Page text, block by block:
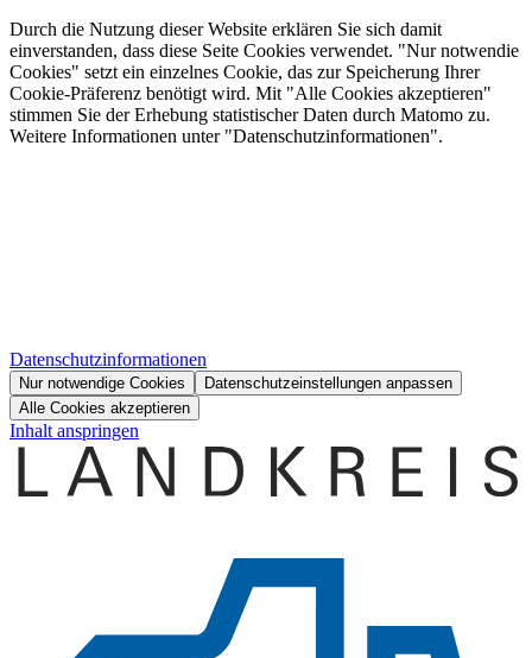
Durch die Nutzung dieser Website erklären Sie sich damit
einverstanden, dass diese Seite Cookies verwendet. "Nur notwendie
Cookies" setzt ein einzelnes Cookie, das zur Speicherung Ihrer
Cookie-Präferenz benötigt wird. Mit "Alle Cookies akzeptieren"
stimmen Sie der Erhebung statistischer Daten durch Matomo zu.
Weitere Informationen unter "Datenschutzinformationen".
Datenschutzinformationen
Nur notwendige Cookies
Datenschutzeinstellungen anpassen
Alle Cookies akzeptieren
Inhalt anspringen